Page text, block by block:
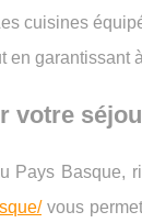
cuisines
en garantissant
votre
Pays Basque,
vous